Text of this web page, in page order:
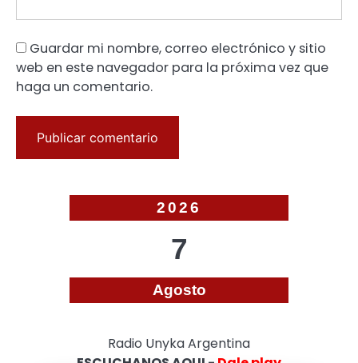
Guardar mi nombre, correo electrónico y sitio
web en este navegador para la próxima vez que
haga un comentario.
2026
7
Agosto
Radio Unyka Argentina